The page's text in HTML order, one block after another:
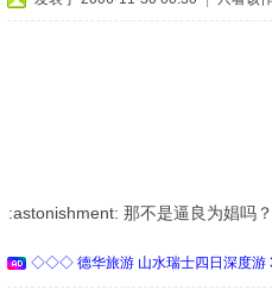
:astonishment: 那不是逼良为娼吗？
◇◇◇ 德华旅游 山水瑞士四日深度